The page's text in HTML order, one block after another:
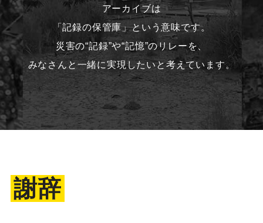
アーカイブは
「記録の保管庫」という意味です。
災害の“記録”や“記憶”のリレーを、
みなさんと一緒に実現したいと考えています。
謝辞